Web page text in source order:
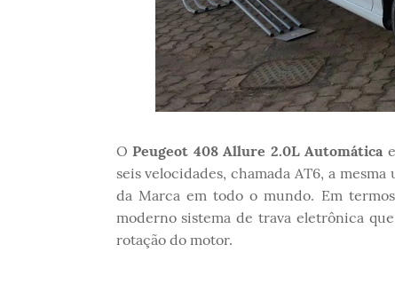
OPeugeot 408 Allure 2.0L Automática
seis velocidades, chamada AT6, a
da Marca em todo o mundo. Em
moderno sistema de trava eletrônica
rotação do motor.